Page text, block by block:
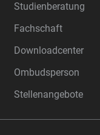
Studienberatung
Fachschaft
Downloadcenter
Ombudsperson
Stellenangebote